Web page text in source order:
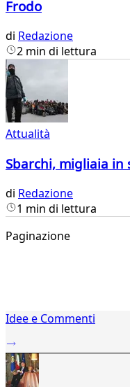
Frodo
di Redazione
2 min di lettura
Attualità
Sbarchi, migliaia in
di Redazione
1 min di lettura
Paginazione
2Idee e Commenti